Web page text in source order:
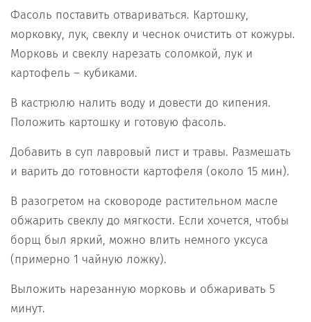
Фасоль поставить отвариваться. Картошку,
морковку, лук, свеклу и чеснок очистить от кожуры.
Морковь и свеклу нарезать соломкой, лук и
картофель – кубиками.
В кастрюлю налить воду и довести до кипения.
Положить картошку и готовую фасоль.
Добавить в суп лавровый лист и травы. Размешать
и варить до готовности картофеля (около 15 мин).
В разогретом на сковороде растительном масле
обжарить свеклу до мягкости. Если хочется, чтобы
борщ был яркий, можно влить немного уксуса
(примерно 1 чайную ложку).
Выложить нарезанную морковь и обжаривать 5
минут.